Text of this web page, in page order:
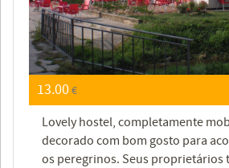
13.00€
Lovely hostel, completamente
decorado com bom gosto para
os peregrinos. Seus proprietários